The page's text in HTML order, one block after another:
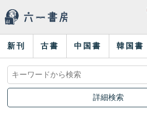
新刊 古書 中国書 韓国書
詳細検索